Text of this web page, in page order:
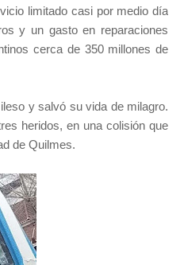
limitado casi por medio día
y un gasto en reparaciones
cerca de 350 millones de
y salvó su vida de milagro.
heridos, en una colisión que
de Quilmes.